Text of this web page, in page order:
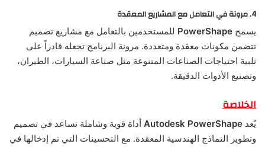
4. مرونة في التعامل مع المشاريع المعقدة
يسمح PowerShape للمستخدمين بالتعامل مع مشاريع تصميم
تتضمن مكونات معقدة ومتعددة. مرونة البرنامج تجعله قادراً على
تلبية احتياجات الصناعات المتنوعة مثل صناعة السيارات، الطيران،
وتصنيع الأدوات الدقيقة.
الخلاصة
يُعد Autodesk PowerShape أداة قوية وشاملة تساعد في تصميم
وتطوير النماذج الهندسية المعقدة. مع التحسينات التي تم إدخالها في